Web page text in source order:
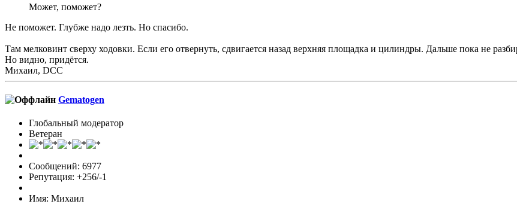
Может, поможет?
Не поможет. Глубже надо лезть. Но спасибо.
Там мелковинт сверху ходовки. Если его отвернуть, сдвигается назад верхняя площадка и цилиндры. Дальше пока не
Но видно, придётся.
Михаил, DCC
Gematogen
Глобальный модератор
Ветеран
Сообщений: 6977
Репутация: +256/-1
Имя: Михаил